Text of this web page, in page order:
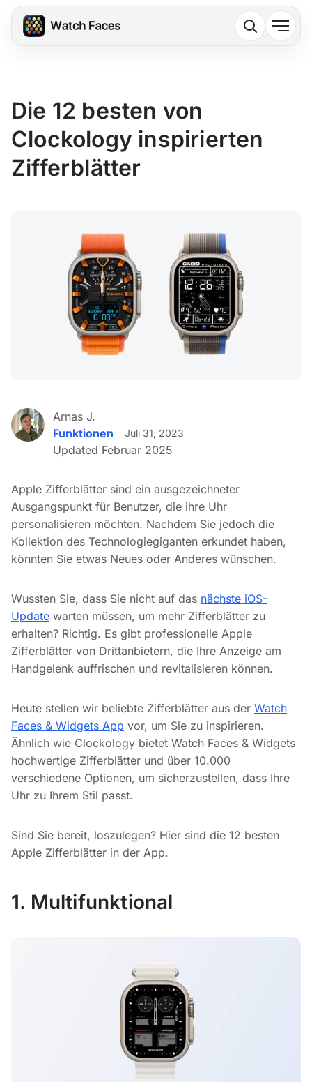
Die 12 besten von
Clockology inspirierten
Zifferblätter
Arnas J.
Funktionen
Juli 31, 2023
Updated Februar 2025
Apple Zifferblätter sind ein ausgezeichneter
Ausgangspunkt für Benutzer, die ihre Uhr
personalisieren möchten. Nachdem Sie jedoch die
Kollektion des Technologiegiganten erkundet haben,
könnten Sie etwas Neues oder Anderes wünschen.
Wussten Sie, dass Sie nicht auf das nächste iOS-
Update warten müssen, um mehr Zifferblätter zu
erhalten? Richtig. Es gibt professionelle Apple
Zifferblätter von Drittanbietern, die Ihre Anzeige am
Handgelenk auffrischen und revitalisieren können.
Heute stellen wir beliebte Zifferblätter aus der Watch
Faces & Widgets App vor, um Sie zu inspirieren.
Ähnlich wie Clockology bietet Watch Faces & Widgets
hochwertige Zifferblätter und über 10.000
verschiedene Optionen, um sicherzustellen, dass Ihre
Uhr zu Ihrem Stil passt.
Sind Sie bereit, loszulegen? Hier sind die 12 besten
Apple Zifferblätter in der App.
1. Multifunktional